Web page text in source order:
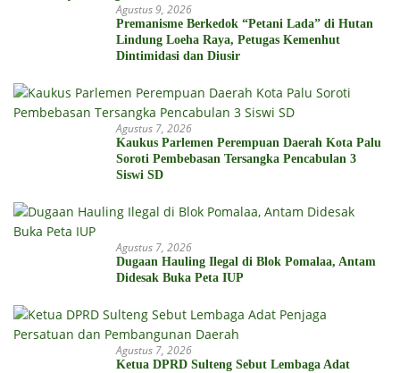
Agustus 9, 2026
Premanisme Berkedok “Petani Lada” di Hutan
Lindung Loeha Raya, Petugas Kemenhut
Dintimidasi dan Diusir
Agustus 7, 2026
Kaukus Parlemen Perempuan Daerah Kota Palu
Soroti Pembebasan Tersangka Pencabulan 3
Siswi SD
Agustus 7, 2026
Dugaan Hauling Ilegal di Blok Pomalaa, Antam
Didesak Buka Peta IUP
Agustus 7, 2026
Ketua DPRD Sulteng Sebut Lembaga Adat